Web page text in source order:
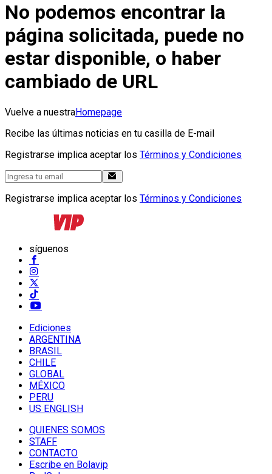
No podemos encontrar la
página solicitada, puede no
estar disponible, o haber
cambiado de URL
Vuelve a nuestraHomepage
Recibe las últimas noticias en tu casilla de E-mail
Registrarse implica aceptar los Términos y Condiciones
Registrarse implica aceptar los Términos y Condiciones
síguenos
Ediciones
ARGENTINA
BRASIL
CHILE
GLOBAL
MÉXICO
PERU
US ENGLISH
QUIENES SOMOS
STAFF
CONTACTO
Escribe en Bolavip